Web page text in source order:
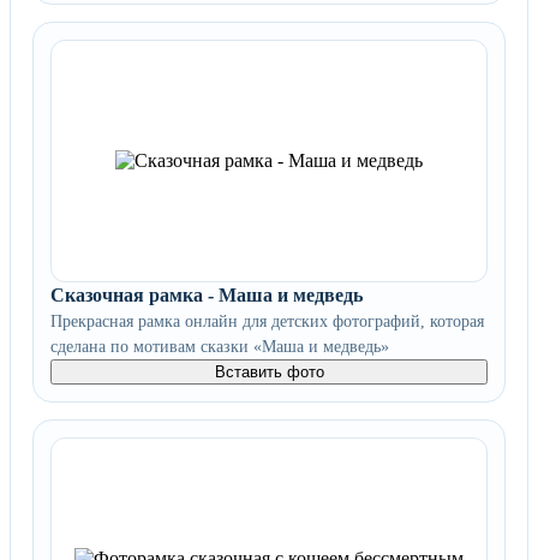
Сказочная рамка - Маша и медведь
Прекрасная рамка онлайн для детских фотографий, которая
сделана по мотивам сказки «Маша и медведь»
Вставить фото